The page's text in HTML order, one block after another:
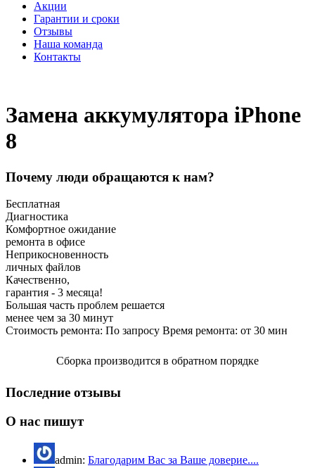
Акции
Гарантии и сроки
Отзывы
Наша команда
Контакты
Замена аккумулятора iPhone
8
Почему люди обращаются к нам?
Бесплатная
Диагностика
Комфортное ожидание
ремонта в офисе
Неприкосновенность
личных файлов
Качественно,
гарантия - 3 месяца!
Большая часть проблем решается
менее чем за 30 минут
Стоимость ремонта: По запросу Время ремонта: от 30 мин
Сборка производится в обратном порядке
Последние отзывы
О нас пишут
admin: Благодарим Вас за Ваше доверие....